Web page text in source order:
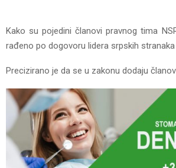
Kako su pojedini članovi pravnog tima
rađeno po dogovoru lidera srpskih
Precizirano je da se u zakonu dodaju